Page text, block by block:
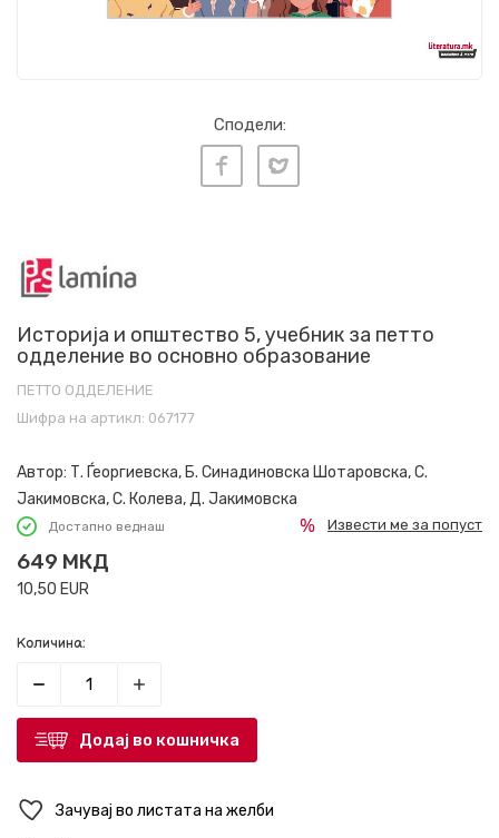
Сподели:
Историја и општество 5, учебник за петто
одделение во основно образование
ПЕТТО ОДДЕЛЕНИЕ
Шифра на артикл: 067177
Автор: Т. Ѓеоргиевска, Б. Синадиновска Шотаровска, С.
Јакимовска, С. Колева, Д. Јакимовска
Достапно веднаш
649 МКД
10,50 EUR
Извести ме за попуст
Количина:
Додај во кошничка
Зачувај во листата на желби